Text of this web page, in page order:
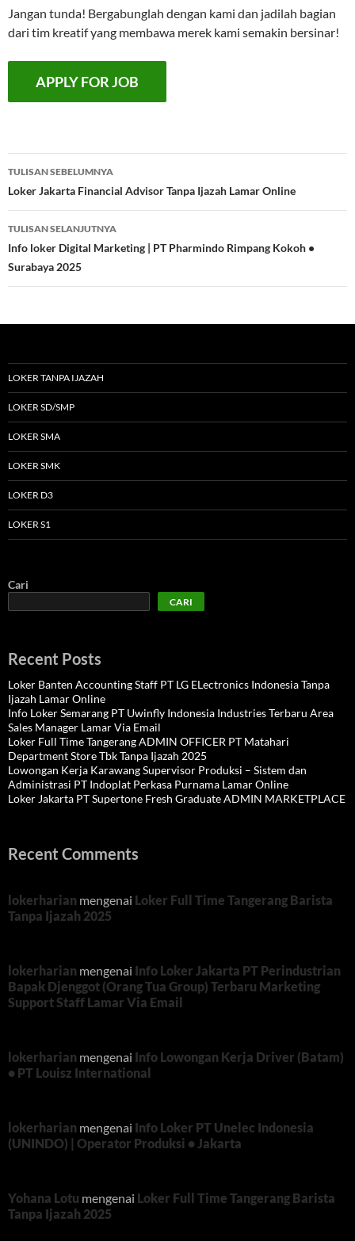
Jangan tunda! Bergabunglah dengan kami dan jadilah bagian
dari tim kreatif yang membawa merek kami semakin bersinar!
Navigasi
Tulisan
TULISAN SEBELUMNYA
Loker Jakarta Financial Advisor Tanpa Ijazah Lamar Online
TULISAN SELANJUTNYA
Info loker Digital Marketing | PT Pharmindo Rimpang Kokoh •
Surabaya 2025
LOKER TANPA IJAZAH
LOKER SD/SMP
LOKER SMA
LOKER SMK
LOKER D3
LOKER S1
Cari
CARI
Recent Posts
Loker Banten Accounting Staff PT LG ELectronics Indonesia Tanpa
Ijazah Lamar Online
Info Loker Semarang PT Uwinfly Indonesia Industries Terbaru Area
Sales Manager Lamar Via Email
Loker Full Time Tangerang ADMIN OFFICER PT Matahari
Department Store Tbk Tanpa Ijazah 2025
Lowongan Kerja Karawang Supervisor Produksi – Sistem dan
Administrasi PT Indoplat Perkasa Purnama Lamar Online
Loker Jakarta PT Supertone Fresh Graduate ADMIN MARKETPLACE
Recent Comments
lokerharian mengenai Loker Full Time Tangerang Barista
Tanpa Ijazah 2025
lokerharian mengenai Info Loker Jakarta PT Perindustrian
Bapak Djenggot (Orang Tua Group) Terbaru Marketing
Support Staff Lamar Via Email
lokerharian mengenai Info Lowongan Kerja Driver (Batam)
• PT Louisz International
lokerharian mengenai Info Loker PT Unelec Indonesia
(UNINDO) | Operator Produksi • Jakarta
Yohana Lotu mengenai Loker Full Time Tangerang Barista
Tanpa Ijazah 2025